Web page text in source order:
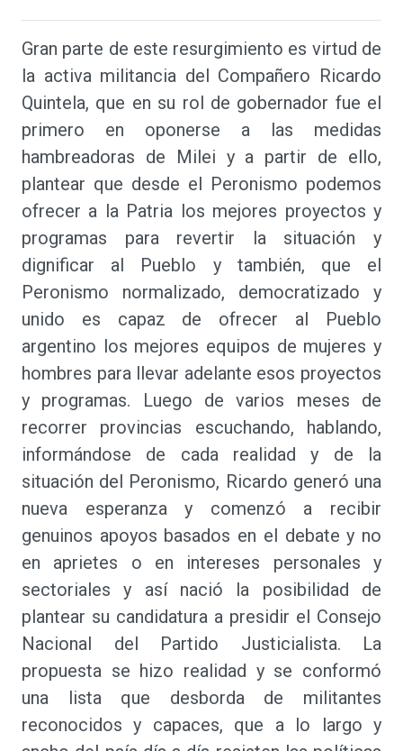
Gran parte de este resurgimiento es virtud de
la activa militancia del Compañero Ricardo
Quintela, que en su rol de gobernador fue el
primero en oponerse a las medidas
hambreadoras de Milei y a partir de ello,
plantear que desde el Peronismo podemos
ofrecer a la Patria los mejores proyectos y
programas para revertir la situación y
dignificar al Pueblo y también, que el
Peronismo normalizado, democratizado y
unido es capaz de ofrecer al Pueblo
argentino los mejores equipos de mujeres y
hombres para llevar adelante esos proyectos
y programas. Luego de varios meses de
recorrer provincias escuchando, hablando,
informándose de cada realidad y de la
situación del Peronismo, Ricardo generó una
nueva esperanza y comenzó a recibir
genuinos apoyos basados en el debate y no
en aprietes o en intereses personales y
sectoriales y así nació la posibilidad de
plantear su candidatura a presidir el Consejo
Nacional del Partido Justicialista. La
propuesta se hizo realidad y se conformó
una lista que desborda de militantes
reconocidos y capaces, que a lo largo y